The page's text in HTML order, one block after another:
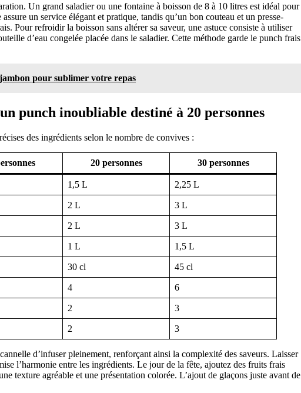
Un grand saladier ou une fontaine à boisson de 8 à 10 litres est idéal pour
un service élégant et pratique, tandis qu’un bon couteau et un presse-
Pour refroidir la boisson sans altérer sa saveur, une astuce consiste à utiliser
d’eau congelée placée dans le saladier. Cette méthode garde le punch frais
pour sublimer votre repas
punch inoubliable destiné à 20 personnes
des ingrédients selon le nombre de convives :
20 personnes 30 personnes
1,5 L 2,25 L
2 L 3 L
2 L 3 L
1 L 1,5 L
30 cl 45 cl
4 6
2 3
2 3
d’infuser pleinement, renforçant ainsi la complexité des saveurs. Laisser
l’harmonie entre les ingrédients. Le jour de la fête, ajoutez des fruits frais
texture agréable et une présentation colorée. L’ajout de glaçons juste avant de